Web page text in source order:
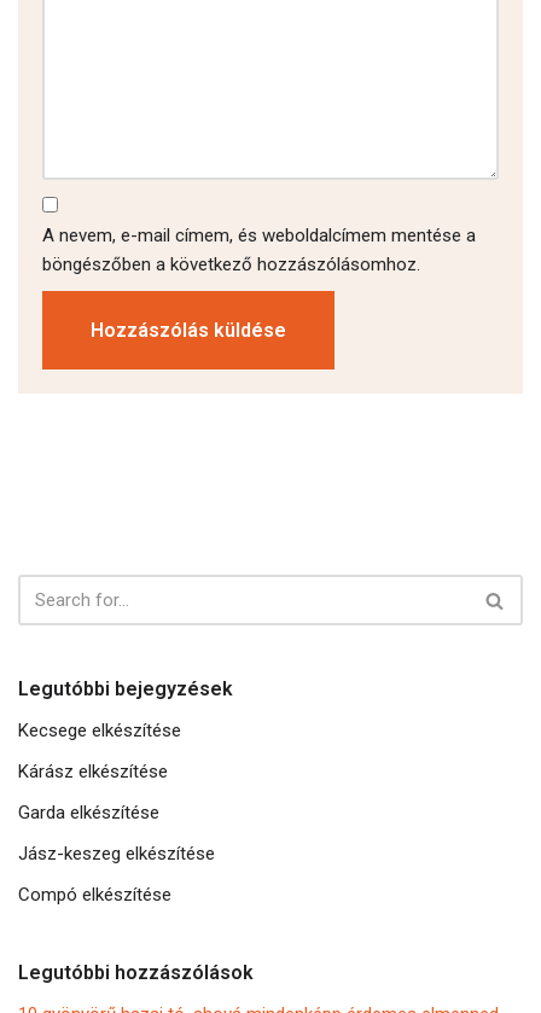
A nevem, e-mail címem, és weboldalcímem mentése a
böngészőben a következő hozzászólásomhoz.
Legutóbbi bejegyzések
Kecsege elkészítése
Kárász elkészítése
Garda elkészítése
Jász-keszeg elkészítése
Compó elkészítése
Legutóbbi hozzászólások